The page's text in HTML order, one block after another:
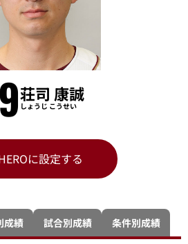
荘司 康誠
しょうじ こうせい
に設定する
成績 試合別成績 条件別成績